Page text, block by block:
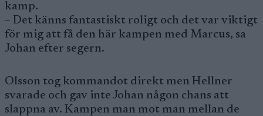
kamp.
– Det känns fantastiskt roligt och det var viktigt
för mig att få den här kampen med Marcus, sa
Johan efter segern.
Olsson tog kommandot direkt men Hellner
svarade och gav inte Johan någon chans att
slappna av. Kampen man mot man mellan de